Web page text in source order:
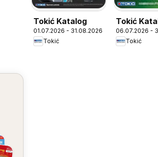
Tokić Katalog
01.07.2026 - 31.08.2026
Tokić
Tokić
Ljetna
06.07.2026 -
Tokić